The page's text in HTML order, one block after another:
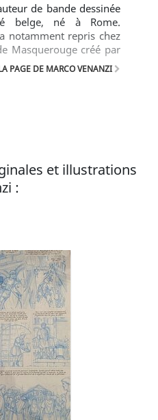
de bande dessinée
belge, né à Rome.
notamment repris chez
Masquerouge créé par
Cothias, et réalisé la
série à partir du tome 4.
PAGE DE MARCO VENANZI
et illustrations
: